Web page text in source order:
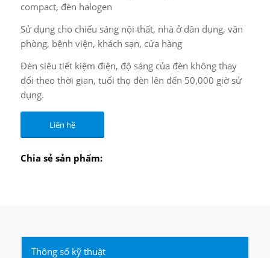
compact, đèn halogen
Sử dụng cho chiếu sáng nội thất, nhà ở dân dụng, văn
phòng, bệnh viện, khách sạn, cửa hàng
Đèn siêu tiết kiệm điện, độ sáng của đèn không thay
đổi theo thời gian, tuổi thọ đèn lên đến 50,000 giờ sử
dụng.
Liên hệ
Chia sẻ sản phẩm:
Thông số kỹ thuật